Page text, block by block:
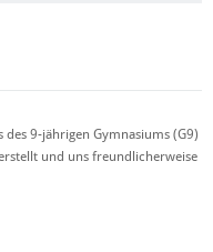
9-jährigen Gymnasiums (G9)
und uns freundlicherweise